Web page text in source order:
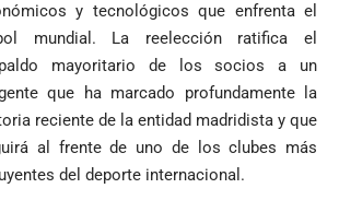
y tecnológicos que enfrenta el
mundial. La reelección ratifica el
mayoritario de los socios a un
que ha marcado profundamente la
reciente de la entidad madridista y que
al frente de uno de los clubes más
del deporte internacional.